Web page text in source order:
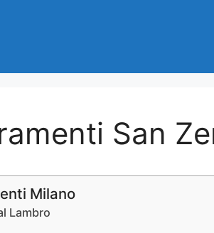
San
Milano
Lambro